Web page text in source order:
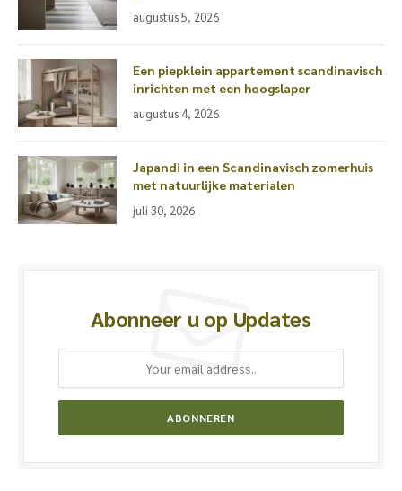
augustus 5, 2026
Een piepklein appartement scandinavisch
inrichten met een hoogslaper
augustus 4, 2026
Japandi in een Scandinavisch zomerhuis
met natuurlijke materialen
juli 30, 2026
Abonneer u op Updates